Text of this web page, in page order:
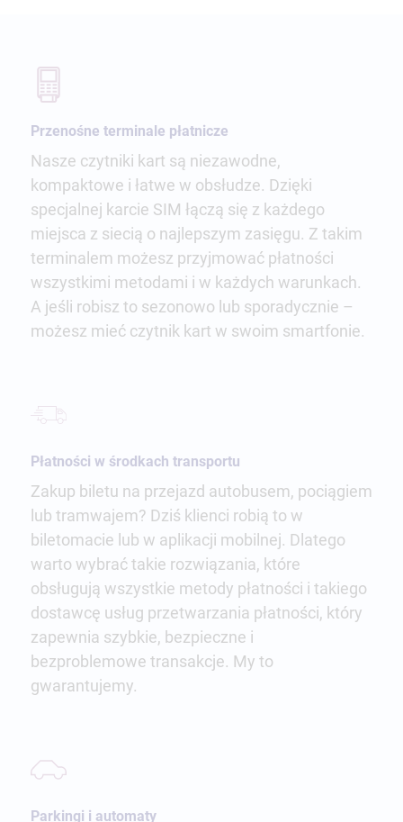
Przenośne terminale płatnicze
Nasze czytniki kart są niezawodne,
kompaktowe i łatwe w obsłudze. Dzięki
specjalnej karcie SIM łączą się z każdego
miejsca z siecią o najlepszym zasięgu. Z takim
terminalem możesz przyjmować płatności
wszystkimi metodami i w każdych warunkach.
A jeśli robisz to sezonowo lub sporadycznie –
możesz mieć czytnik kart w swoim smartfonie.
Płatności w środkach transportu
Zakup biletu na przejazd autobusem, pociągiem
lub tramwajem? Dziś klienci robią to w
biletomacie lub w aplikacji mobilnej. Dlatego
warto wybrać takie rozwiązania, które
obsługują wszystkie metody płatności i takiego
dostawcę usług przetwarzania płatności, który
zapewnia szybkie, bezpieczne i
bezproblemowe transakcje. My to
gwarantujemy.
Parkingi i automaty